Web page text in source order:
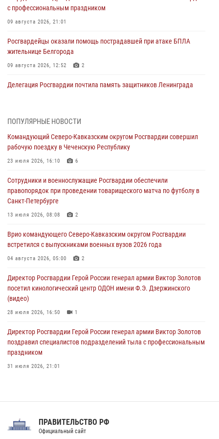
с профессиональным праздником
09 августа 2026, 21:01
Росгвардейцы оказали помощь пострадавшей при атаке БПЛА
жительнице Белгорода
09 августа 2026, 12:52 2
Делегация Росгвардии почтила память защитников Ленинграда
«Я расскажу вам о Герое»: подвиг Героя России Сергея Перца
09 августа 2026, 11:00
Росгвардейцы в зоне СВО передали подарки детям и помогли
09 августа 2026, 09:00
В Чеченской Республике пожарные расчеты Росгвардии и МЧС
отработали межведомственное взаимодействие
В Центральных регионах России продолжается ведомственная
акция «Каникулы с Росгвардией»
ПОПУЛЯРНЫЕ НОВОСТИ
Командующий Северо-Кавказским округом Росгвардии совершил
рабочую поездку в Чеченскую Республику
23 июля 2026, 16:10 6
Сотрудники и военнослужащие Росгвардии обеспечили
правопорядок при проведении товарищеского матча по футболу в
Санкт-Петербурге
13 июля 2026, 08:08 2
Врио командующего Северо-Кавказским округом Росгвардии
встретился с выпускниками военных вузов 2026 года
04 августа 2026, 05:00 2
Директор Росгвардии Герой России генерал армии Виктор Золотов
посетил кинологический центр ОДОН имени Ф.Э. Дзержинского
(видео)
28 июля 2026, 16:50 1
Директор Росгвардии Герой России генерал армии Виктор Золотов
поздравил специалистов подразделений тыла с профессиональным
праздником
31 июля 2026, 21:01
Праздник «Один день с Росгвардией» к 105-летию Центрального
ПРАВИТЕЛЬСТВО РФ
Официальный сайт